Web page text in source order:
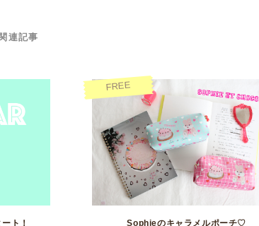
関連記事
ト！
FREE
Sophieのキャラメルポーチ♡